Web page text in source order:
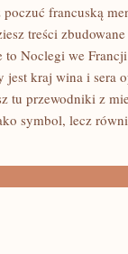
poczuć francuską
treści
to Noclegi we
jest kraj wina i sera
tu przewodniki z
symbol, lecz